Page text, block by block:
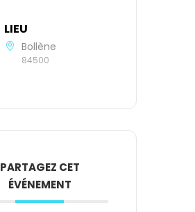
LIEU
Bollène
84500
PARTAGEZ CET
ÉVÉNEMENT